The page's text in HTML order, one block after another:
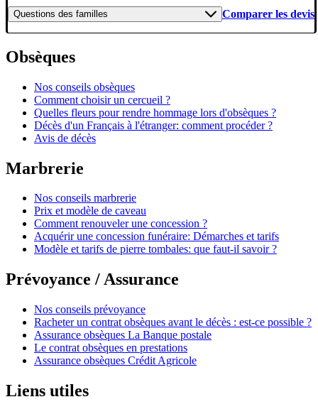
Questions des familles Comparer les devis
Obsèques
Nos conseils obsèques
Comment choisir un cercueil ?
Quelles fleurs pour rendre hommage lors d'obsèques ?
Décès d'un Français à l'étranger: comment procéder ?
Avis de décès
Marbrerie
Nos conseils marbrerie
Prix et modèle de caveau
Comment renouveler une concession ?
Acquérir une concession funéraire: Démarches et tarifs
Modèle et tarifs de pierre tombales: que faut-il savoir ?
Prévoyance / Assurance
Nos conseils prévoyance
Racheter un contrat obsèques avant le décès : est-ce possible ?
Assurance obsèques La Banque postale
Le contrat obsèques en prestations
Assurance obsèques Crédit Agricole
Liens utiles